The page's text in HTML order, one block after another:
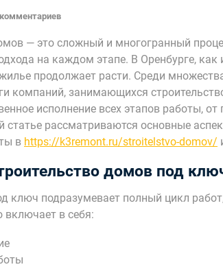
— это сложный и многогранный
на каждом этапе. В Оренбурге, как
продолжает расти. Среди
компаний, занимающихся
исполнение всех этапов работы,
статье рассматриваются основные
в https://k3remont.ru/stroitelstvo-domov/
домов под
ключ подразумевает полный цикл
в себя: